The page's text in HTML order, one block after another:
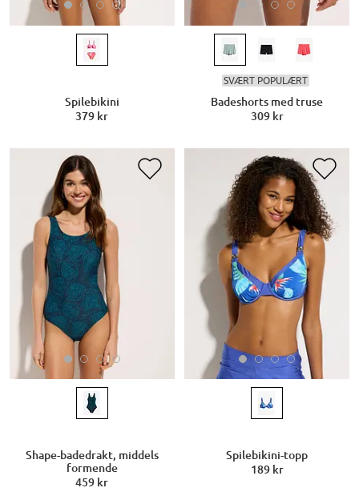
Spilebikini
379 kr
SVÆRT POPULÆRT
Badeshorts med truse
309 kr
Shape-badedrakt, middels
formende
459 kr
Spilebikini-topp
189 kr